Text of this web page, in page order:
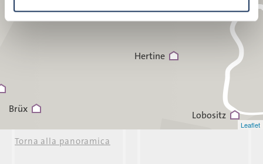
Lobositz
Hertine
Brüx
Leaflet
Torna alla panoramica